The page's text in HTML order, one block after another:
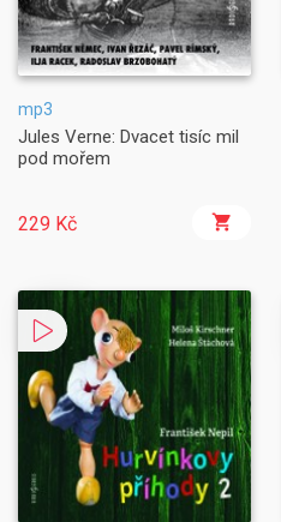
mp3
Jules Verne: Dvacet tisíc mil
pod mořem
229 Kč